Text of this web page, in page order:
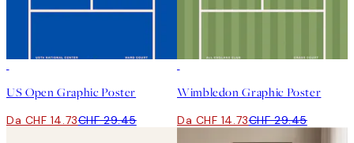
US Open Graphic Poster
Da CHF 14.73CHF 29.45
Wimbledon Graphic Poster
Da CHF 14.73CHF 29.45